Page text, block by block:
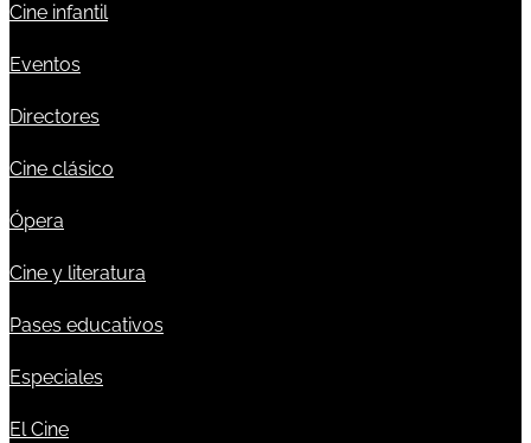
Cine infantil
Eventos
Directores
Cine clásico
Ópera
Cine y literatura
Pases educativos
Especiales
El Cine